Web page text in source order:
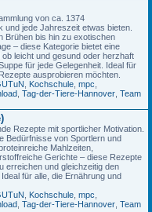
von ca. 1374
jede Jahreszeit etwas bieten.
Brühen bis hin zu exotischen
– diese Kategorie bietet eine
leicht und gesund oder herzhaft
für jede Gelegenheit. Ideal für
ausprobieren möchten.
Kochschule mpc
Tag-der-Tiere-Hannover Team
Rezepte mit sportlicher Motivation.
Bedürfnisse von Sportlern und
Mahlzeiten,
Gerichte – diese Rezepte
erreichen und gleichzeitig den
für alle, die Ernährung und
Kochschule mpc
Tag-der-Tiere-Hannover Team